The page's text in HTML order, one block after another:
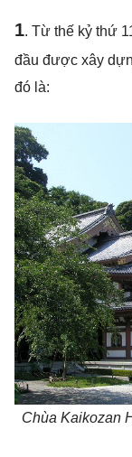
1. Từ thế kỷ thứ
đầu được xây
đó là:
Chùa Kaikozan